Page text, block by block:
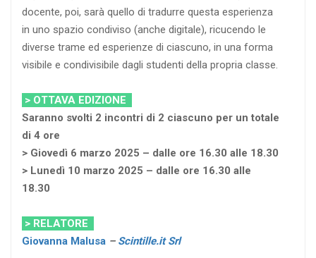
docente, poi, sarà quello di tradurre questa esperienza
in uno spazio condiviso (anche digitale), ricucendo le
diverse trame ed esperienze di ciascuno, in una forma
visibile e condivisibile dagli studenti della propria classe.
> OTTAVA EDIZIONE
Saranno svolti 2 incontri di 2 ciascuno per un totale
di 4 ore
> Giovedì 6 marzo 2025 – dalle ore 16.30 alle 18.30
> Lunedì 10 marzo 2025 – dalle ore 16.30 alle
18.30
> RELATORE
Giovanna Malusa – Scintille.it Srl